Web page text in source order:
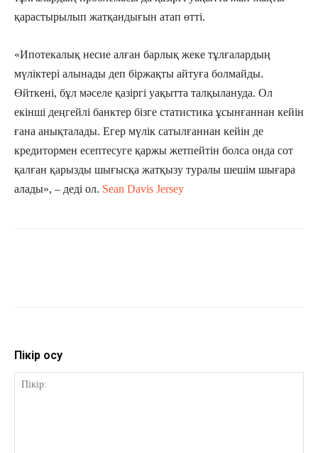
қарастырылып жатқандығын атап өтті.
«Ипотекалық несие алған барлық жеке тұлғалардың
мүліктері алынады деп біржақты айтуға болмайды.
Өйткені, бұл мәселе қазіргі уақытта талқылануда. Ол
екінші деңгейлі банктер бізге статистика ұсынғаннан кейін
ғана анықталады. Егер мүлік сатылғаннан кейін де
кредитормен есептесуге қаржы жетпейтін болса онда сот
қалған қарызды шығысқа жатқызу туралы шешім шығара
алады», – деді ол. Sean Davis Jersey
Пікір қосу